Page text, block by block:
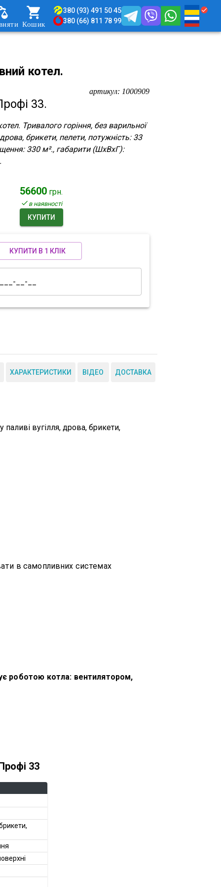
Кошик
380 (93) 491 50 45
380 (66) 811 78 99
котел.
артикул: 1000909
33.
Тривалого горіння, без варильної
дрова, брикети, пелети, потужність: 33
330 м²., габарити (ШхВхГ):
56600 грн.
в наявності
КУПИТИ
КУПИТИ В 1 КЛІК
ХАРАКТЕРИСТИКИ ВІДЕО ДОСТАВКА
паливі вугілля, дрова, брикети,
в самопливних системах
роботою котла: вентилятором,
33